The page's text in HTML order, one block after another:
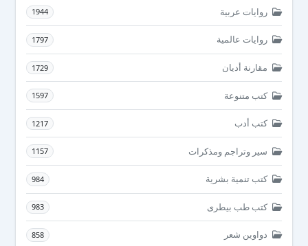
روايات عربية 1944
روايات عالمية 1797
مقارنة أديان 1729
كتب متنوعة 1597
كتب أدب 1217
سير وتراجم ومذكرات 1157
كتب تنمية بشرية 984
كتب طب بيطرى 983
دواوين شعر 858